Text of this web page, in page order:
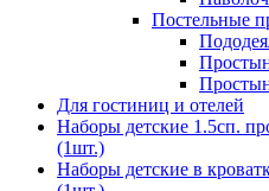
Постельные
Для гостиниц и отелей
Наборы детские 1.5сп.
(1шт.)
Наборы детские в